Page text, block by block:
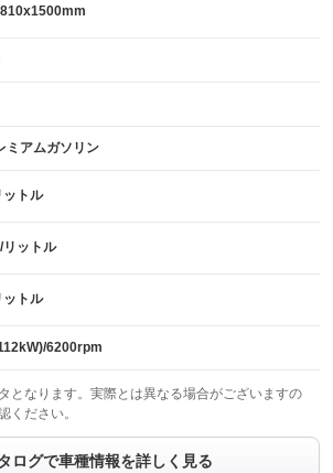
：装備なし
フロントカメラ
：装備なし
ミアムガソリン
ットル
ットル
ットル
6200rpm
となります。実際とは異なる場合がございますの
ください。
ログで車種情報を詳しく見る